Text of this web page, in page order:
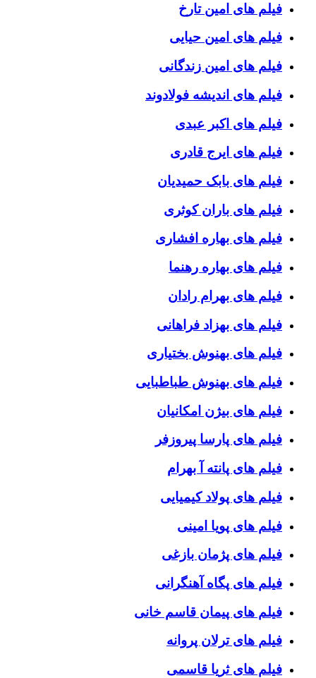
فیلم های امین تارخ
فیلم های امین حیایی
فیلم های امین زندگانی
فیلم های اندیشه فولادوند
فیلم های اکبر عبدی
فیلم های ایرج قادری
فیلم های بابک حمیدیان
فیلم های باران کوثری
فیلم های بهاره افشاری
فیلم های بهاره رهنما
فیلم های بهرام رادان
فیلم های بهزاد فراهانی
فیلم های بهنوش بختیاری
فیلم های بهنوش طباطبایی
فیلم های بیژن امکانیان
فیلم های پارسا پیروزفر
فیلم های پانته آ بهرام
فیلم های پولاد کیمیایی
فیلم های پویا امینی
فیلم های پژمان بازغی
فیلم های پگاه آهنگرانی
فیلم های پیمان قاسم خانی
فیلم های ترلان پروانه
فیلم های ثریا قاسمی